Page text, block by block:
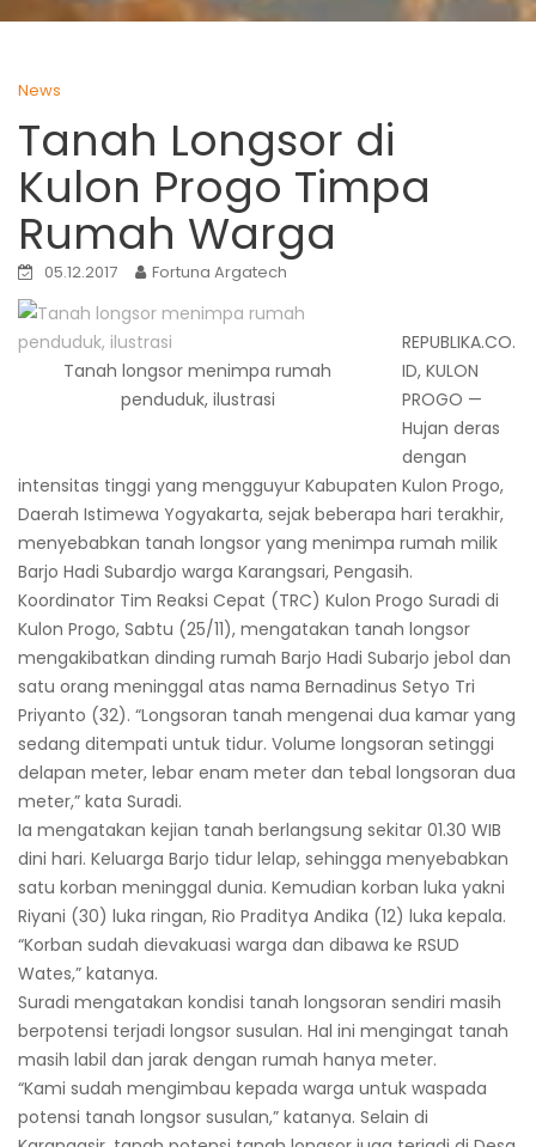
News
Tanah Longsor di
Kulon Progo Timpa
Rumah Warga
05.12.2017 Fortuna Argatech
Tanah longsor menimpa rumah
penduduk, ilustrasi
REPUBLIKA.CO.
ID, KULON
PROGO —
Hujan deras
dengan
intensitas tinggi yang mengguyur Kabupaten Kulon Progo,
Daerah Istimewa Yogyakarta, sejak beberapa hari terakhir,
menyebabkan tanah longsor yang menimpa rumah milik
Barjo Hadi Subardjo warga Karangsari, Pengasih.
Koordinator Tim Reaksi Cepat (TRC) Kulon Progo Suradi di
Kulon Progo, Sabtu (25/11), mengatakan tanah longsor
mengakibatkan dinding rumah Barjo Hadi Subarjo jebol dan
satu orang meninggal atas nama Bernadinus Setyo Tri
Priyanto (32). “Longsoran tanah mengenai dua kamar yang
sedang ditempati untuk tidur. Volume longsoran setinggi
delapan meter, lebar enam meter dan tebal longsoran dua
meter,” kata Suradi.
Ia mengatakan kejian tanah berlangsung sekitar 01.30 WIB
dini hari. Keluarga Barjo tidur lelap, sehingga menyebabkan
satu korban meninggal dunia. Kemudian korban luka yakni
Riyani (30) luka ringan, Rio Praditya Andika (12) luka kepala.
“Korban sudah dievakuasi warga dan dibawa ke RSUD
Wates,” katanya.
Suradi mengatakan kondisi tanah longsoran sendiri masih
berpotensi terjadi longsor susulan. Hal ini mengingat tanah
masih labil dan jarak dengan rumah hanya meter.
“Kami sudah mengimbau kepada warga untuk waspada
potensi tanah longsor susulan,” katanya. Selain di